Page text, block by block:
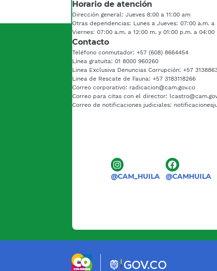
Horario de atención
Dirección general: Jueves 8:00 a 11:00 am
Otras dependencias: Lunes a Jueves: 07:00 a.m.
Viernes: 07:00 a.m. a 12:00 m. y 01:00 p.m. a 04:00
Contacto
Teléfono conmutador: +57 (608) 8664454
Línea gratuita: 01 8000 960260
Linea Exclusiva Denuncias Corrupción: +57
Linea de Rescate de Fauna: +57 3183118266
Correo corporativo: radicacion@cam.gov.co
Correo para citas con el director:
Correo de notificaciones judiciales:
@CAM_HUILA @CAMHUILA